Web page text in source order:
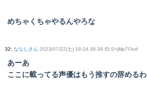
めちゃくちゃやるんやろな
32: ななしさん 2023/07/22(土) 18:24:38.39 ID:S+jMp7Ood
あーあ
ここに載ってる声優はもう推すの辞めるわ